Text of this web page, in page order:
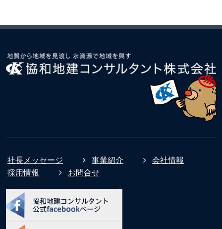
社長メッセージ 事業紹介
会社情報
採用情報
お問合せ